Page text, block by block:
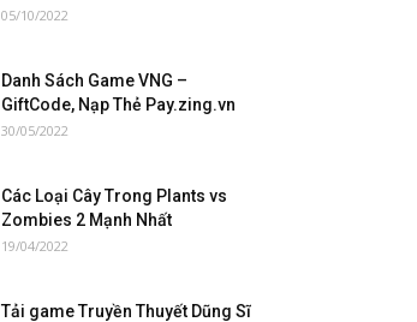
05/10/2022
Danh Sách Game VNG –
GiftCode, Nạp Thẻ Pay.zing.vn
30/05/2022
Các Loại Cây Trong Plants vs
Zombies 2 Mạnh Nhất
19/04/2022
Tải game Truyền Thuyết Dũng Sĩ